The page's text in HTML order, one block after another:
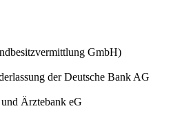
GmbH)
der Deutsche Bank AG
Ärztebank eG